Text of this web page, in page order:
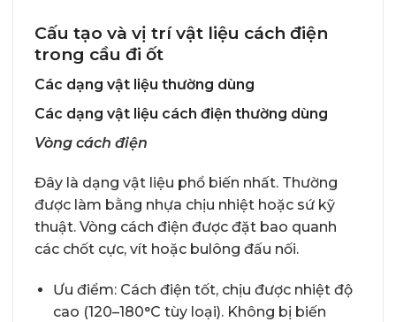
Cấu tạo và vị trí vật liệu cách điện
trong cầu đi ốt
Các dạng vật liệu thường dùng
Các dạng vật liệu cách điện thường dùng
Vòng cách điện
Đây là dạng vật liệu phổ biến nhất. Thường
được làm bằng nhựa chịu nhiệt hoặc sứ kỹ
thuật. Vòng cách điện được đặt bao quanh
các chốt cực, vít hoặc bulông đấu nối.
Ưu điểm: Cách điện tốt, chịu được nhiệt độ
cao (120–180°C tùy loại). Không bị biến